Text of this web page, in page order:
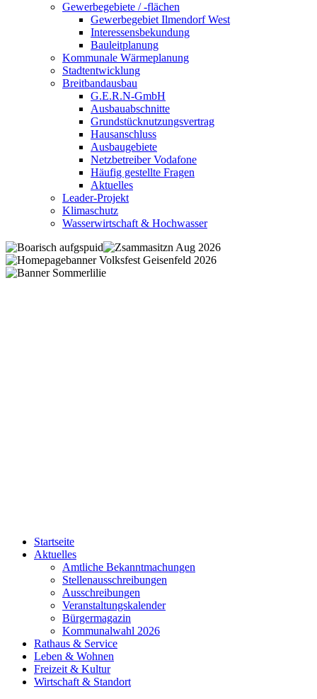
Gewerbegebiete / -flächen
Gewerbegebiet Ilmendorf West
Interessensbekundung
Bauleitplanung
Kommunale Wärmeplanung
Stadtentwicklung
Breitbandausbau
G.E.R.N-GmbH
Ausbauabschnitte
Grundstücknutzungsvertrag
Hausanschluss
Ausbaugebiete
Netzbetreiber Vodafone
Häufig gestellte Fragen
Aktuelles
Leader-Projekt
Klimaschutz
Wasserwirtschaft & Hochwasser
Startseite
Aktuelles
Amtliche Bekanntmachungen
Stellenausschreibungen
Ausschreibungen
Veranstaltungskalender
Bürgermagazin
Kommunalwahl 2026
Rathaus & Service
Leben & Wohnen
Freizeit & Kultur
Wirtschaft & Standort